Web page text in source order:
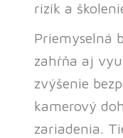
rizík a
Priemyselná
zahŕňa aj
zvýšenie
kamerový
zariadenia.